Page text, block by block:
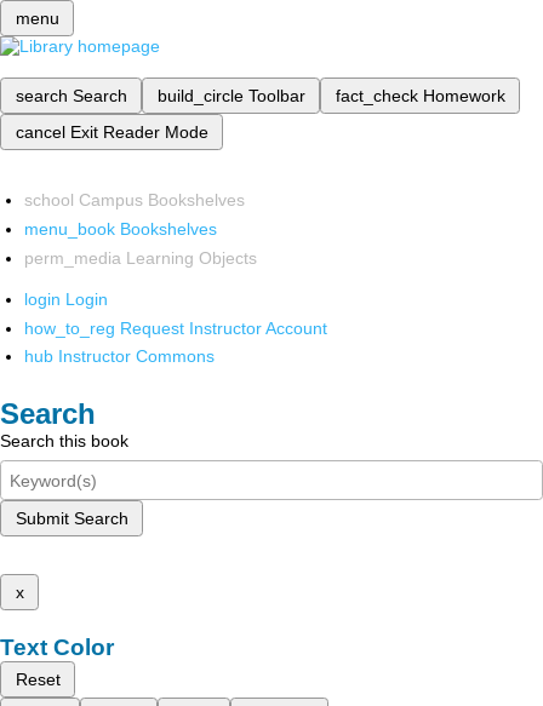
menu
search Search build_circle Toolbar fact_check Homework
cancel Exit Reader Mode
school Campus Bookshelves
menu_book Bookshelves
perm_media Learning Objects
login Login
how_to_reg Request Instructor Account
hub Instructor Commons
Search
Search this book
Submit Search
x
Text Color
Reset